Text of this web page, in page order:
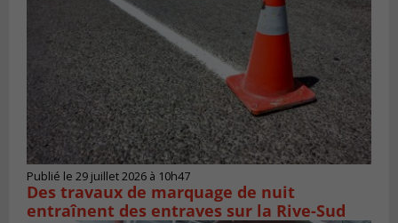
Publié le 29 juillet 2026 à 10h47
Des travaux de marquage de nuit
entraînent des entraves sur la Rive-Sud